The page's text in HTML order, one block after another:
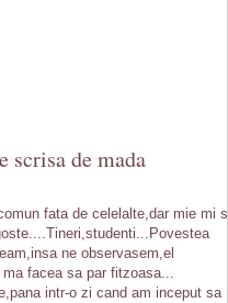
scrisa de mada
fata de celelalte,dar mie mi
ne observasem,el
facea sa par fitzoasa...
intr-o zi cand am inceput sa